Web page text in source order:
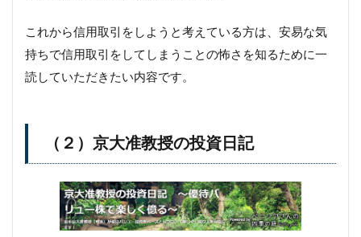
これから信用取引をしようと考えている方は、安易な気
持ちで信用取引をしてしまうことの怖さを知るために一
読していただきたい内容です。
（２）京大准教授の投資日記